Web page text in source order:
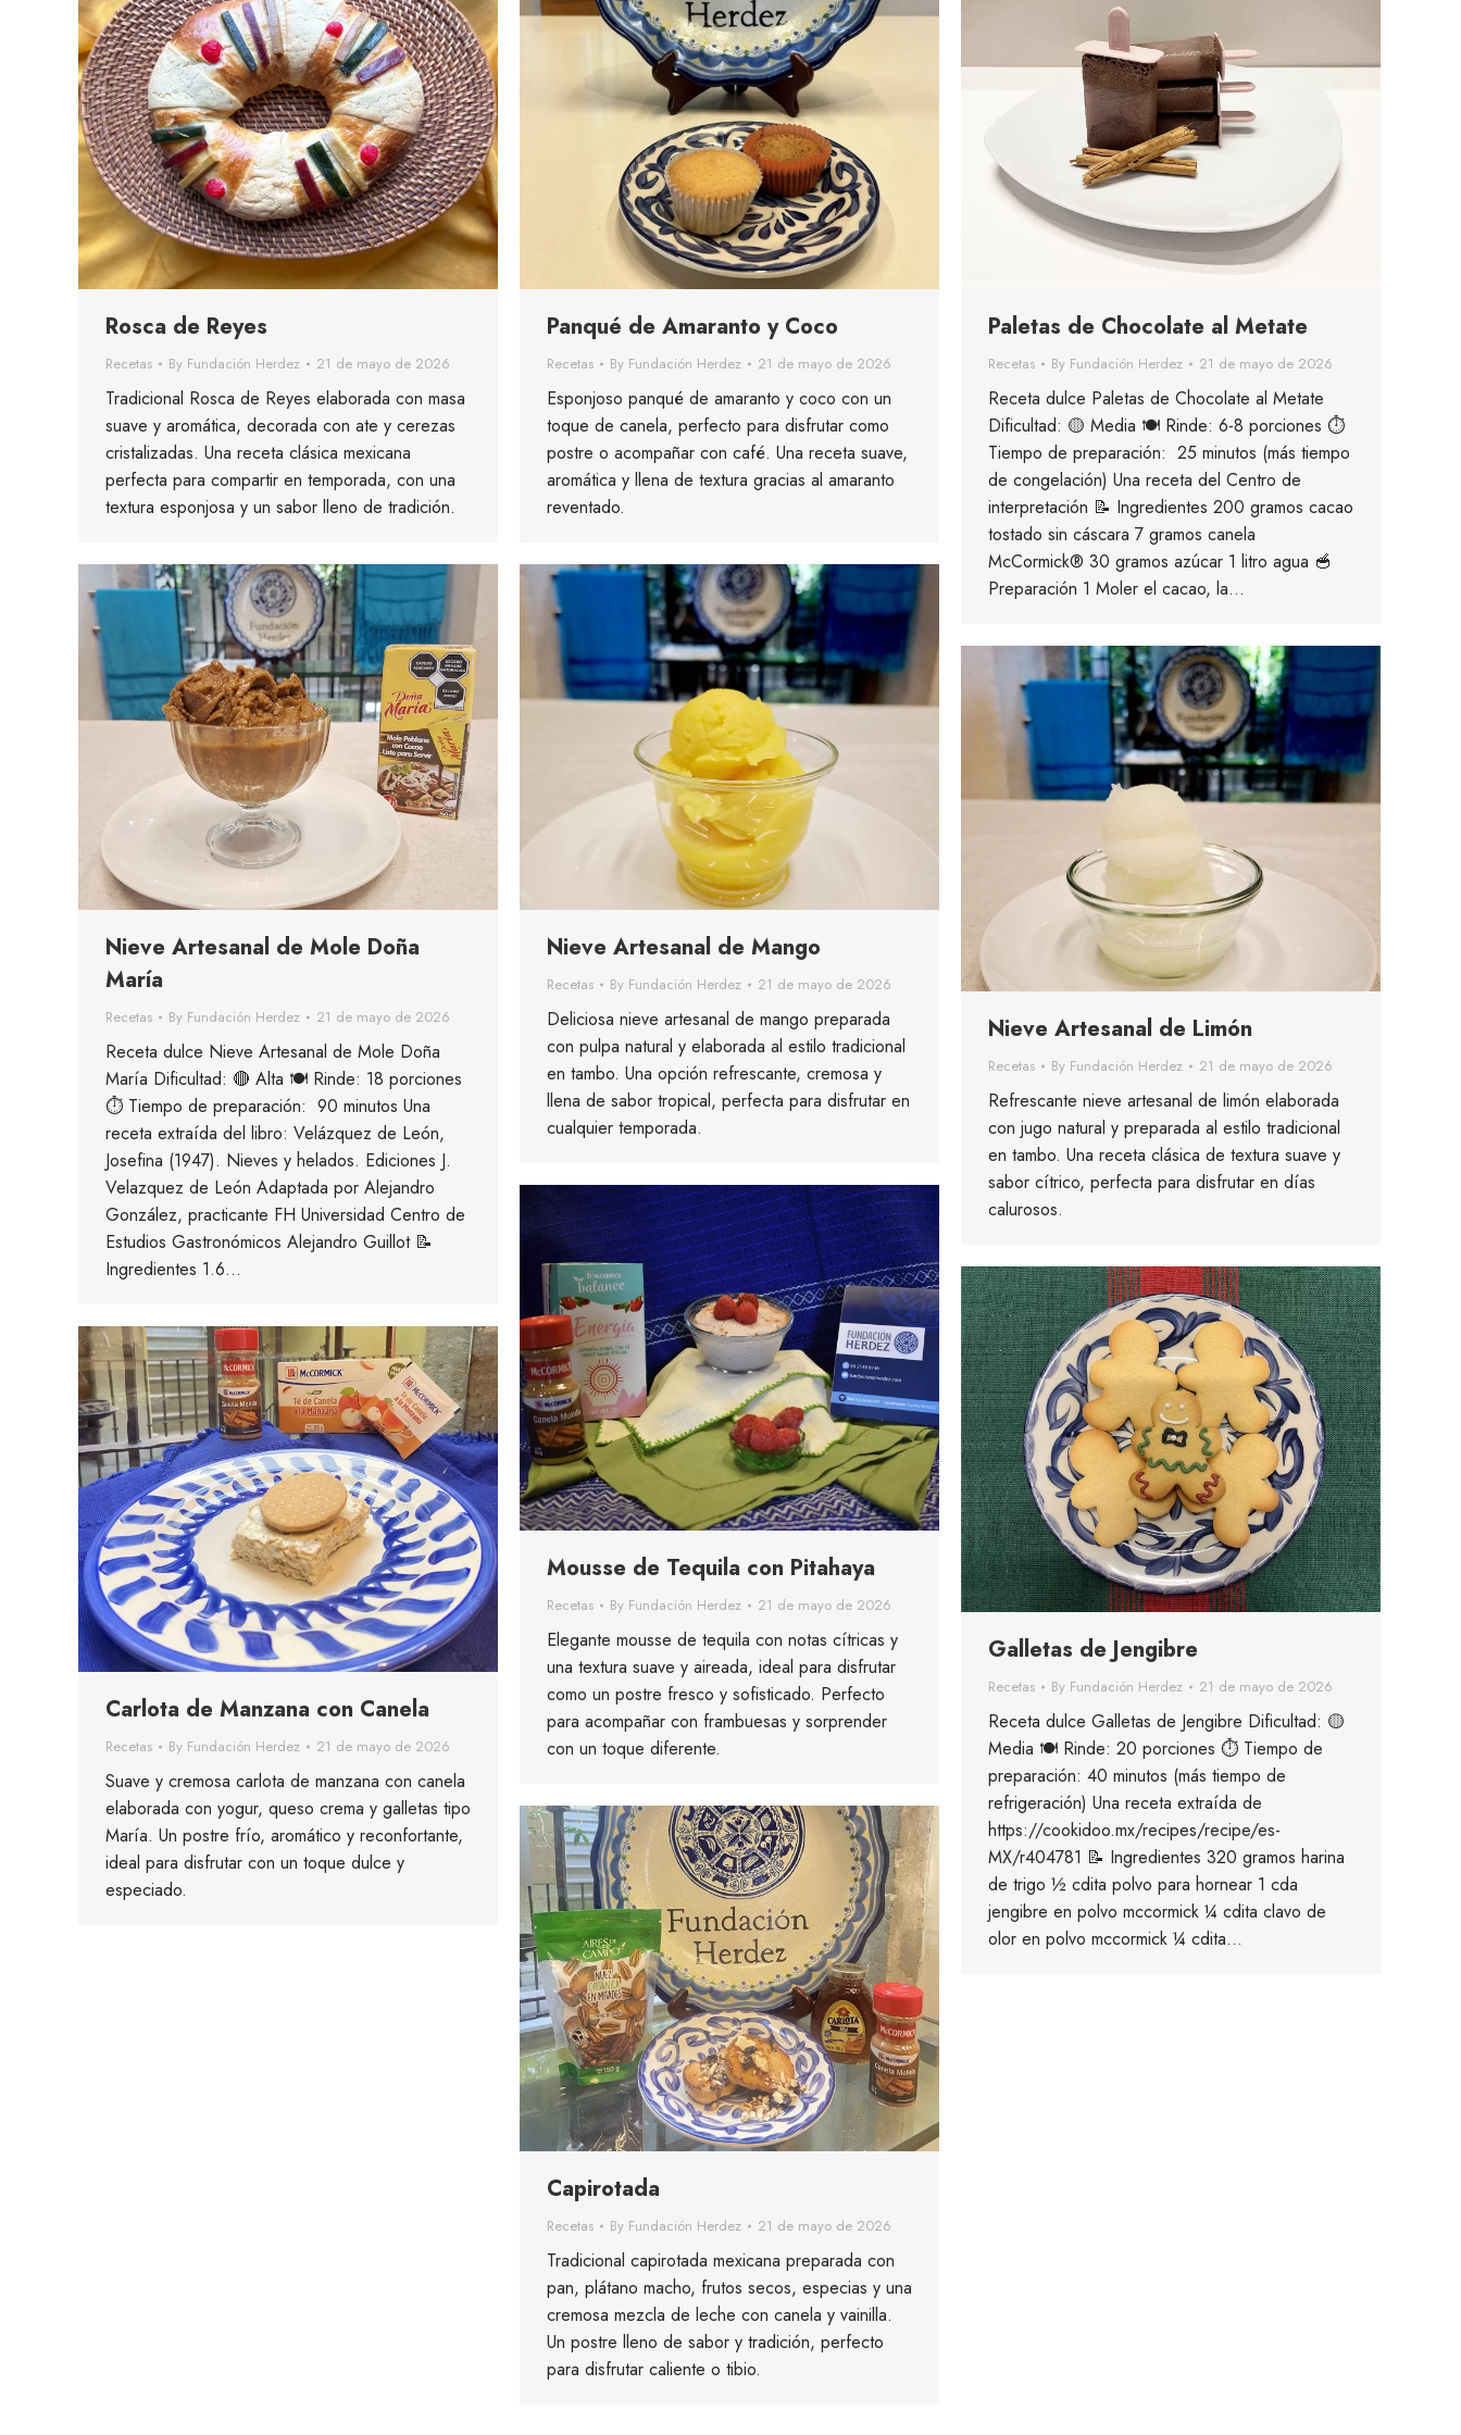
Rosca de Reyes
Recetas By Fundación Herdez 21 de mayo de 2026
Tradicional Rosca de Reyes elaborada con masa
suave y aromática, decorada con ate y cerezas
cristalizadas. Una receta clásica mexicana
perfecta para compartir en temporada, con una
textura esponjosa y un sabor lleno de tradición.
Panqué de Amaranto y Coco
Recetas By Fundación Herdez 21 de mayo de 2026
Esponjoso panqué de amaranto y coco con un
toque de canela, perfecto para disfrutar como
postre o acompañar con café. Una receta suave,
aromática y llena de textura gracias al amaranto
reventado.
Paletas de Chocolate al Metate
Recetas By Fundación Herdez 21 de mayo de 2026
Receta dulce Paletas de Chocolate al Metate
Dificultad: 🟡 Media 🍽 Rinde: 6-8 porciones ⏱
Tiempo de preparación: 25 minutos (más tiempo
de congelación) Una receta del Centro de
interpretación 📝 Ingredientes 200 gramos cacao
tostado sin cáscara 7 gramos canela
McCormick® 30 gramos azúcar 1 litro agua 🥣
Preparación 1 Moler el cacao, la…
Nieve Artesanal de Mole Doña
María
Recetas By Fundación Herdez 21 de mayo de 2026
Receta dulce Nieve Artesanal de Mole Doña
María Dificultad: 🔴 Alta 🍽 Rinde: 18 porciones
⏱ Tiempo de preparación: 90 minutos Una
receta extraída del libro: Velázquez de León,
Josefina (1947). Nieves y helados. Ediciones J.
Velazquez de León Adaptada por Alejandro
González, practicante FH Universidad Centro de
Estudios Gastronómicos Alejandro Guillot 📝
Ingredientes 1.6…
Nieve Artesanal de Mango
Recetas By Fundación Herdez 21 de mayo de 2026
Deliciosa nieve artesanal de mango preparada
con pulpa natural y elaborada al estilo tradicional
en tambo. Una opción refrescante, cremosa y
llena de sabor tropical, perfecta para disfrutar en
cualquier temporada.
Nieve Artesanal de Limón
Recetas By Fundación Herdez 21 de mayo de 2026
Refrescante nieve artesanal de limón elaborada
con jugo natural y preparada al estilo tradicional
en tambo. Una receta clásica de textura suave y
sabor cítrico, perfecta para disfrutar en días
calurosos.
Mousse de Tequila con Pitahaya
Recetas By Fundación Herdez 21 de mayo de 2026
Elegante mousse de tequila con notas cítricas y
una textura suave y aireada, ideal para disfrutar
como un postre fresco y sofisticado. Perfecto
para acompañar con frambuesas y sorprender
con un toque diferente.
Galletas de Jengibre
Recetas By Fundación Herdez 21 de mayo de 2026
Receta dulce Galletas de Jengibre Dificultad: 🟡
Media 🍽 Rinde: 20 porciones ⏱ Tiempo de
preparación: 40 minutos (más tiempo de
refrigeración) Una receta extraída de
https://cookidoo.mx/recipes/recipe/es-
MX/r404781 📝 Ingredientes 320 gramos harina
de trigo ½ cdita polvo para hornear 1 cda
jengibre en polvo mccormick ¼ cdita clavo de
olor en polvo mccormick ¼ cdita…
Carlota de Manzana con Canela
Recetas By Fundación Herdez 21 de mayo de 2026
Suave y cremosa carlota de manzana con canela
elaborada con yogur, queso crema y galletas tipo
María. Un postre frío, aromático y reconfortante,
ideal para disfrutar con un toque dulce y
especiado.
Capirotada
Recetas By Fundación Herdez 21 de mayo de 2026
Tradicional capirotada mexicana preparada con
pan, plátano macho, frutos secos, especias y una
cremosa mezcla de leche con canela y vainilla.
Un postre lleno de sabor y tradición, perfecto
para disfrutar caliente o tibio.